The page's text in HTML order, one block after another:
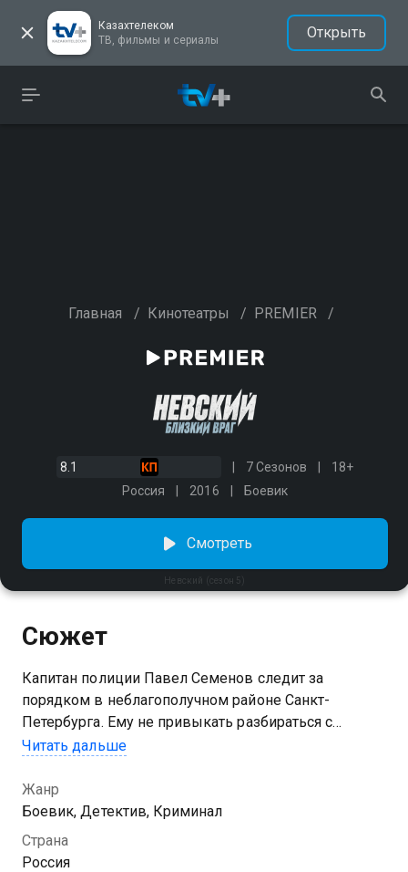
Казахтелеком
ТВ, фильмы и сериалы
Открыть
Главная / Кинотеатры / PREMIER /
8.1 7 Сезонов
18+
Россия
2016 Боевик
Невский (сезон 5)
Смотреть
Сюжет
Капитан полиции Павел Семенов следит за
порядком в неблагополучном районе Санкт-
Петербурга. Ему не привыкать разбираться с
пьяными потасовками и арестовывать
прямолинейно, так как понимает, что любая заминка
может стоить ему жизни. Павел выручает дочь
состоятельного предпринимателя, после чего тот
помогает полицейскому попасть на Невский
Читать дальше
Жанр
Боевик, Детектив, Криминал
Страна
Россия